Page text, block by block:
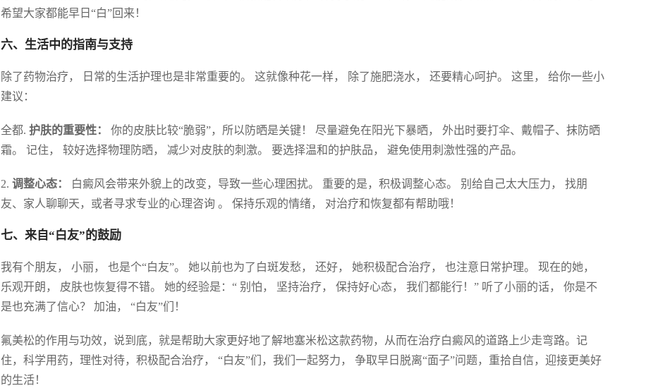
希望大家都能早日“白”回来！
六、生活中的指南与支持
除了药物治疗， 日常的生活护理也是非常重要的。 这就像种花一样， 除了施肥浇水， 还要精心呵护。 这里， 给你一些小
建议：
全都. 护肤的重要性：
你的皮肤比较“脆弱”，所以防晒是关键！ 尽量避免在阳光下暴晒， 外出时要打伞、戴帽子、抹防晒
霜。 记住， 较好选择物理防晒， 减少对皮肤的刺激。 要选择温和的护肤品， 避免使用刺激性强的产品。
2. 调整心态：
白癜风会带来外貌上的改变，导致一些心理困扰。 重要的是，积极调整心态。 别给自己太大压力， 找朋
友、家人聊聊天，或者寻求专业的心理咨询 。 保持乐观的情绪， 对治疗和恢复都有帮助哦！
七、来自“白友”的鼓励
我有个朋友， 小丽， 也是个“白友”。 她以前也为了白斑发愁， 还好， 她积极配合治疗， 也注意日常护理。 现在的她，
乐观开朗， 皮肤也恢复得不错。 她的经验是：“ 别怕， 坚持治疗， 保持好心态， 我们都能行！” 听了小丽的话， 你是不
是也充满了信心？ 加油， “白友”们！
氟美松的作用与功效，说到底，就是帮助大家更好地了解地塞米松这款药物，从而在治疗白癜风的道路上少走弯路。记
住，科学用药，理性对待，积极配合治疗， “白友”们，我们一起努力， 争取早日脱离“面子”问题，重拾自信，迎接更美好
的生活！